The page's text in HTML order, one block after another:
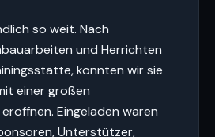
so weit. Nach
und Herrichten
konnten wir sie
einer großen
Eingeladen waren
Unterstützer,